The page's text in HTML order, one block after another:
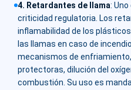
4. Retardantes de llama: Uno
criticidad regulatoria. Los
inflamabilidad de los
las llamas en caso de
mecanismos de
protectoras, dilución del
combustión. Su uso es